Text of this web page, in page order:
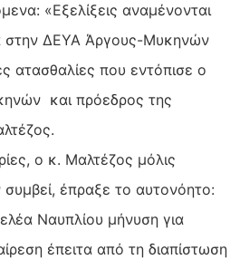
«Εξελίξεις αναμένονται
στην ΔΕΥΑ Άργους-Μυκηνών
ατασθαλίες που εντόπισε ο
και πρόεδρος της
ο κ. Μαλτέζος μόλις
έπραξε το αυτονόητο:
Ναυπλίου μήνυση για
έπειτα από τη διαπίστωση